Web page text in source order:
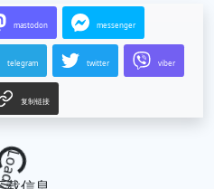
mastodon messenger
telegram twitter viber
复制链接